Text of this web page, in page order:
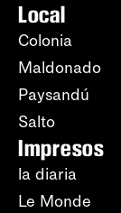
Local
Colonia
Maldonado
Paysandú
Salto
Impresos
la diaria
Le Monde